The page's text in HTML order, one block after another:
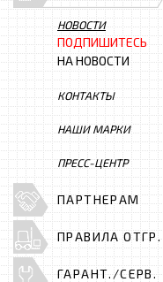
НОВОСТИ
ПОДПИШИТЕСЬ
НА НОВОСТИ
КОНТАКТЫ
НАШИ МАРКИ
ПРЕСС-ЦЕНТР
ПАРТНЕРАМ
ПРАВИЛА ОТГР.
ГАРАНТ./СЕРВ.